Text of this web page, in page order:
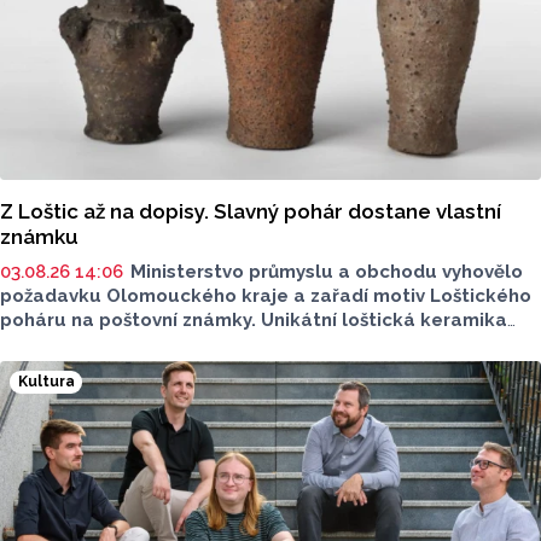
Z Loštic až na dopisy. Slavný pohár dostane vlastní
známku
03.08.26 14:06 Ministerstvo průmyslu a obchodu vyhovělo
požadavku Olomouckého kraje a zařadí motiv Loštického
poháru na poštovní známky. Unikátní loštická keramika
konce 14. zhruba do poloviny 16. století.
Kultura